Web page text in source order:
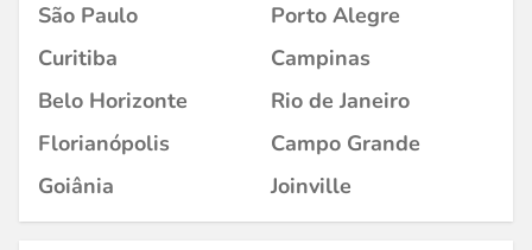
São Paulo
Porto Alegre
Curitiba
Campinas
Belo Horizonte
Rio de Janeiro
Florianópolis
Campo Grande
Goiânia
Joinville